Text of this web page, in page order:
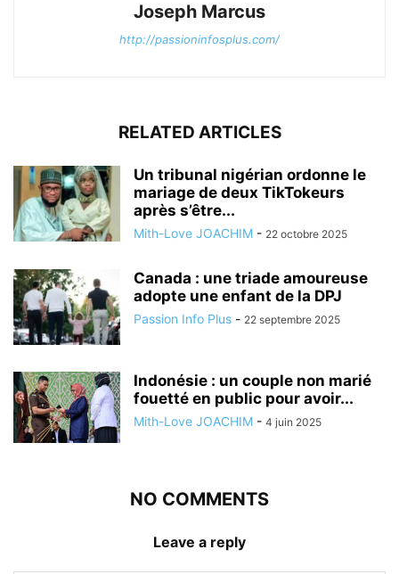
Joseph Marcus
http://passioninfosplus.com/
RELATED ARTICLES
Un tribunal nigérian ordonne le
mariage de deux TikTokeurs
après s’être...
Mith-Love JOACHIM - 22 octobre 2025
Canada : une triade amoureuse
adopte une enfant de la DPJ
Passion Info Plus - 22 septembre 2025
Indonésie : un couple non marié
fouetté en public pour avoir...
Mith-Love JOACHIM - 4 juin 2025
NO COMMENTS
Leave a reply